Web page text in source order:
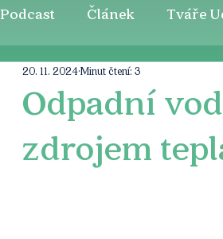
Podcast Článek Tváře
Odpadní
zdrojem
20. 11. 2024Minut čtení: 3